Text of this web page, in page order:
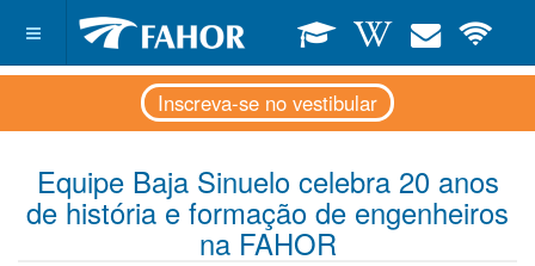
Inscreva-se no vestibular
Equipe Baja Sinuelo celebra 20 anos
de história e formação de engenheiros
na FAHOR